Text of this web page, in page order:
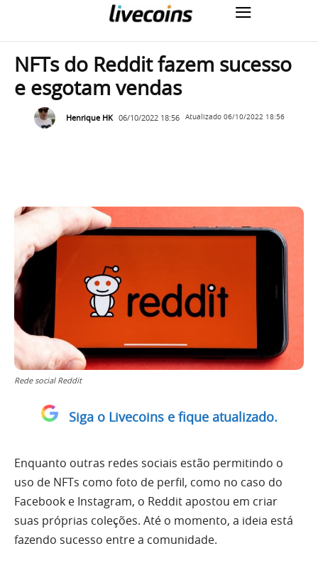
NFTs do Reddit fazem sucesso
e esgotam vendas
Henrique HK 06/10/2022 18:56 Atualizado 06/10/2022 18:56
Rede social Reddit
Siga o Livecoins e fique atualizado.
Enquanto outras redes sociais estão permitindo o
uso de NFTs como foto de perfil, como no caso do
Facebook e Instagram, o Reddit apostou em criar
suas próprias coleções. Até o momento, a ideia está
fazendo sucesso entre a comunidade.